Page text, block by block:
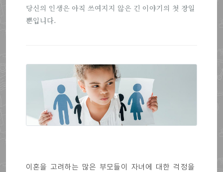
당신의 인생은 아직 쓰여지지 않은 긴 이야기의 첫 장일
뿐입니다.
이혼을 고려하는 많은 부모들이 자녀에 대한 걱정을